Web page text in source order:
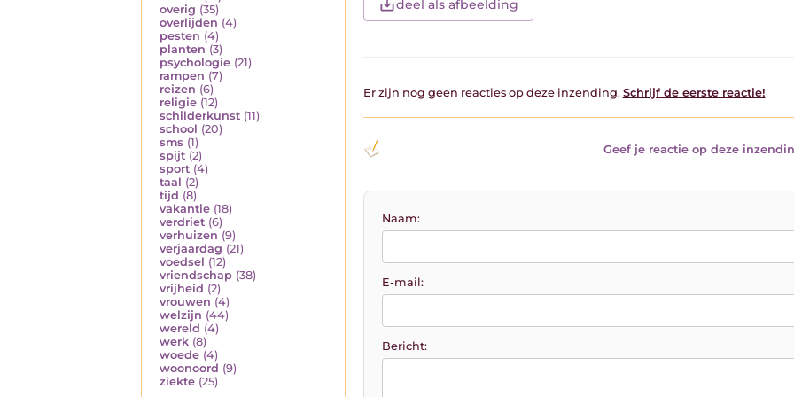
overig (35)
overlijden (4)
pesten (4)
planten (3)
psychologie (21)
rampen (7)
reizen (6)
religie (12)
schilderkunst (11)
school (20)
sms (1)
spijt (2)
sport (4)
taal (2)
tijd (8)
vakantie (18)
verdriet (6)
verhuizen (9)
verjaardag (21)
voedsel (12)
vriendschap (38)
vrijheid (2)
vrouwen (4)
welzijn (44)
wereld (4)
werk (8)
woede (4)
woonoord (9)
ziekte (25)
deel als afbeelding
Er zijn nog geen reacties op deze inzending. Schrijf de eerste reactie!
Geef je reactie op deze
Naam:
E-mail:
Bericht: